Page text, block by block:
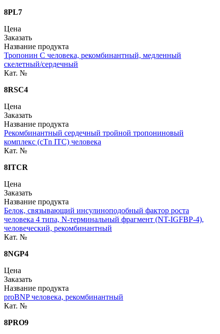
8PL7
Цена
Заказать
Название продукта
Тропонин С человека, рекомбинантный, медленный
скелетный/сердечный
Кат. №
8RSC4
Цена
Заказать
Название продукта
Рекомбинантный сердечный тройной тропониновый
комплекс (cTn ITC) человека
Кат. №
8ITCR
Цена
Заказать
Название продукта
Белок, связывающий инсулиноподобный фактор роста
человека 4 типа, N-терминальный фрагмент (NT-IGFBP-4),
человеческий, рекомбинантный
Кат. №
8NGP4
Цена
Заказать
Название продукта
proBNP человека, рекомбинантный
Кат. №
8PRO9